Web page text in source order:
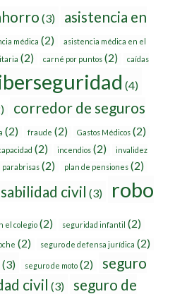
(3)
asistencia en
médica (2)
asistencia médica en el
(2) carné por puntos(2) caídas
(4)
corredor de seguros
(2) fraude (2) Gastos Médicos (2)
(2) incendios (2) invalidez
parabrisas (2) plan de pensiones (2)
civil (3) robo
el colegio(2) seguridad infantil (2)
(2) seguro de defensa jurídica (2)
(3) seguro de moto (2)
seguro
civil (3)
seguro de